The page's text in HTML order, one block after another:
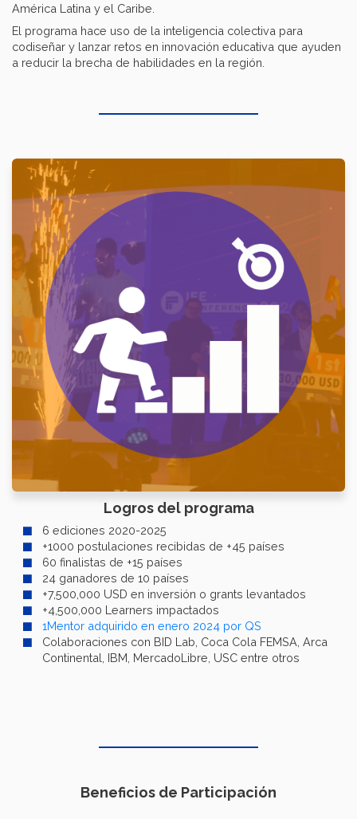
América Latina y el Caribe.
El programa hace uso de la inteligencia colectiva para
codiseñar y lanzar retos en innovación educativa que ayuden
a reducir la brecha de habilidades en la región.
Logros del programa
6 ediciones 2020-2025
+1000 postulaciones recibidas de +45 países
60 finalistas de +15 países
24 ganadores de 10 países
+7,500,000 USD en inversión o grants levantados
+4,500,000 Learners impactados
1Mentor adquirido en enero 2024 por QS
Colaboraciones con BID Lab, Coca Cola FEMSA, Arca
Continental, IBM, MercadoLibre, USC entre otros
Beneficios de Participación